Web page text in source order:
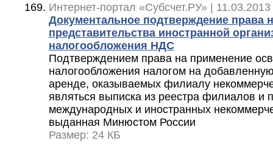
Интернет-портал «Субсчет.РУ» |
Документальное подтверждение права
представительства иностранной
налогообложения НДС
Подтверждением права на применение
налогообложения налогом на
аренде, оказываемых филиалу
являться выписка из реестра филиалов и
международных и иностранных
выданная Минюстом России
Размер: 24 КБ